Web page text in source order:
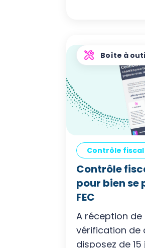
Boîte à
Contrôle fiscal
Contrôle
pour bien se
FEC
A réception de
vérification de
disposez de